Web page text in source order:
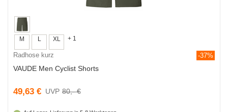
M L XL + 1
Radhose kurz -37%
VAUDE Men Cyclist Shorts
49,63 € 80,- €